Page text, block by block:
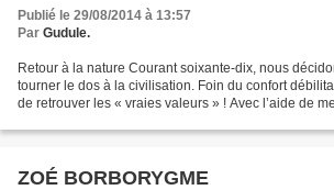
Publié le 29/08/2014 à 13:57
Par Gudule.
Retour à la nature Courant soixante-dix, nous
tourner le dos à la civilisation. Foin du confort
de retrouver les « vraies valeurs » ! Avec l’aide de
ZOÉ BORBORYGME